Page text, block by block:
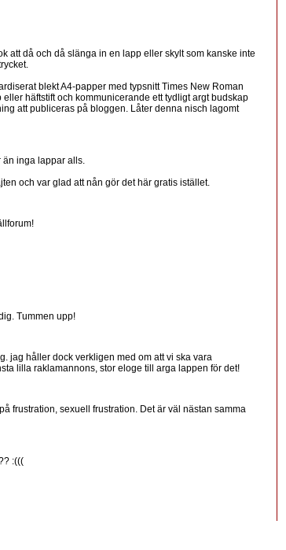
att då och då slänga in en lapp eller skylt som kanske inte
blekt A4-papper med typsnitt Times New Roman
häftstift och kommunicerande ett tydligt argt budskap
att publiceras på bloggen. Låter denna nisch lagomt
än inga lappar alls.
och var glad att nån gör det här gratis istället.
Tummen upp!
jag håller dock verkligen med om att vi ska vara
lilla raklamannons, stor eloge till arga lappen för det!
frustration, sexuell frustration. Det är väl nästan samma
:(((